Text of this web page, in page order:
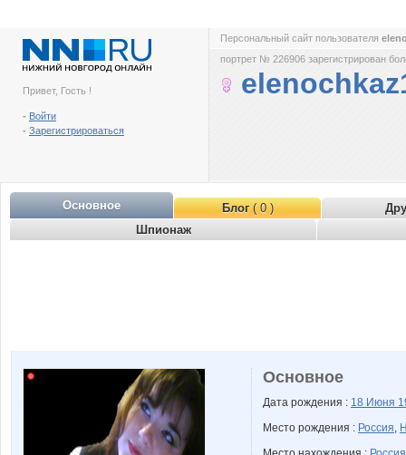
Привет, Гость !
- Войти
- Зарегистрироваться
Персональный сайт пользователя
портрет № 226906 зарегистрирован
Основное Блог( 0 )
Шпионаж
Основное
Дата рождения : 18 Июня
Место рождения : Россия,